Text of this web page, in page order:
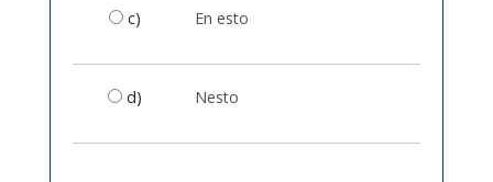
c) En esto
d) Nesto